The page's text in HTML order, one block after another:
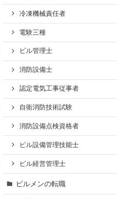
冷凍機械責任者
電験三種
ビル管理士
消防設備士
認定電気工事従事者
自衛消防技術試験
消防設備点検資格者
ビル設備管理技能士
ビル経営管理士
ビルメンの転職